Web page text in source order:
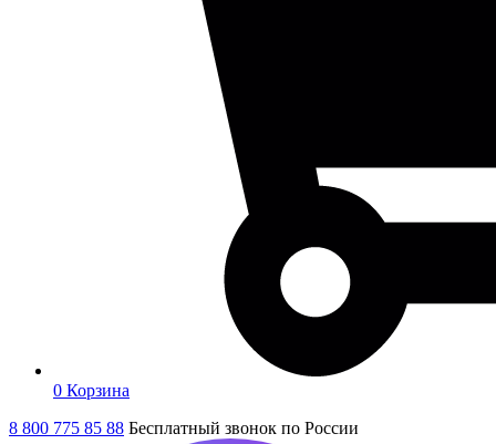
0 Корзина
8 800 775 85 88 Бесплатный звонок по России